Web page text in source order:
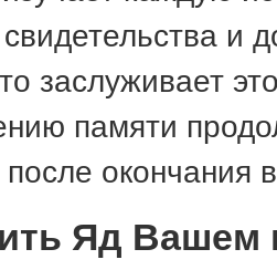
и
заслуживает
памяти
окончания
Яд Вашем